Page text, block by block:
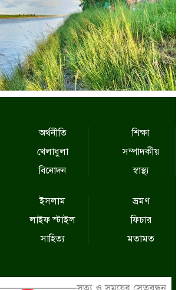
অর্থনীতি
খেলাধুলা
বিনোদন
শিক্ষা
সম্পাদকীয়
স্বাস্থ্য
ইসলাম
লাইফ স্টাইল
সাহিত্য
ভ্রমণ
ফিচার
মতামত